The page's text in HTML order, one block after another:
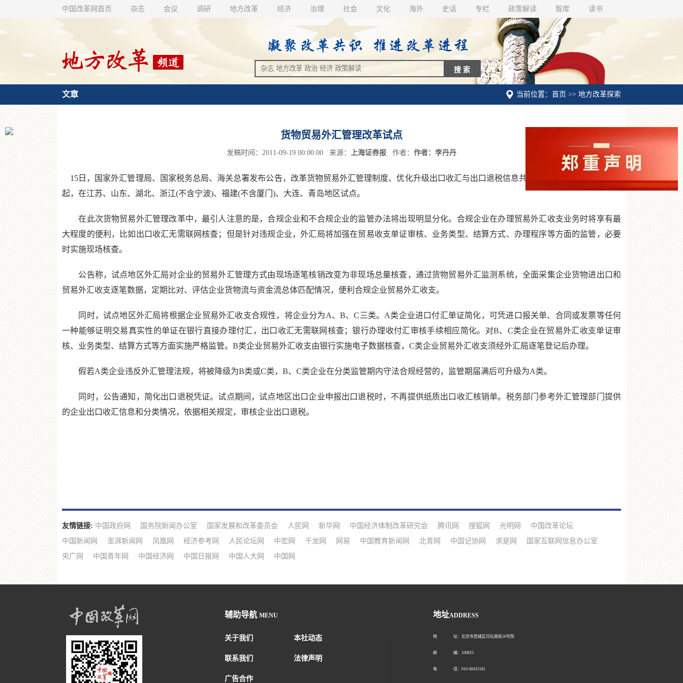
中国改革网首页 杂志 会议 调研 地方改革 经济 治理 社会 文化 海外 史话 专栏 政策解读 智库 读书
当前位置：首页 >> 地方改革探索
文章
货物贸易外汇管理改革试点
发稿时间：2011-09-19 00:00:00 来源： 上海证券报 作者： 作者：李丹丹
15日，国家外汇管理局、国家税务总局、海关总署发布公告，改革货物贸易外汇管理制度、优化升级出口收汇与出口退税信息共享机制，自2011年12月1日
起，在江苏、山东、湖北、浙江(不含宁波)、福建(不含厦门)、大连、青岛地区试点。
在此次货物贸易外汇管理改革中，最引人注意的是，合规企业和不合规企业的监管办法将出现明显分化。合规企业在办理贸易外汇收支业务时将享有最
大程度的便利，比如出口收汇无需联网核查；但是针对违规企业，外汇局将加强在贸易收支单证审核、业务类型、结算方式、办理程序等方面的监管，必要
时实施现场核查。
公告称，试点地区外汇局对企业的贸易外汇管理方式由现场逐笔核销改变为非现场总量核查，通过货物贸易外汇监测系统，全面采集企业货物进出口和
贸易外汇收支逐笔数据，定期比对、评估企业货物流与资金流总体匹配情况，便利合规企业贸易外汇收支。
同时，试点地区外汇局将根据企业贸易外汇收支合规性，将企业分为A、B、C三类。A类企业进口付汇单证简化，可凭进口报关单、合同或发票等任何
一种能够证明交易真实性的单证在银行直接办理付汇，出口收汇无需联网核查；银行办理收付汇审核手续相应简化。对B、C类企业在贸易外汇收支单证审
核、业务类型、结算方式等方面实施严格监管。B类企业贸易外汇收支由银行实施电子数据核查，C类企业贸易外汇收支须经外汇局逐笔登记后办理。
假若A类企业违反外汇管理法规，将被降级为B类或C类，B、C类企业在分类监管期内守法合规经营的，监管期届满后可升级为A类。
同时，公告通知，简化出口退税凭证。试点期间，试点地区出口企业申报出口退税时，不再提供纸质出口收汇核销单。税务部门参考外汇管理部门提供
的企业出口收汇信息和分类情况，依据相关规定，审核企业出口退税。
友情链接: 中国政府网 国务院新闻办公室 国家发展和改革委员会 人民网 新华网 中国经济体制改革研究会 腾讯网 搜狐网 光明网
中国改革论坛
中国新闻网
澎湃新闻网 凤凰网 经济参考网 人民论坛网 中宏网 千龙网 网易 中国教育新闻网 北青网 中国记协网 求是网
国家互联网信息办公室
央广网
中国青年网 中国经济网 中国日报网 中国人大网 中国网
辅助导航 MENU
关于我们 本社动态
联系我们 法律声明
广告合作
地址ADDRESS
地 址：北京市西城区月坛南街26号院
邮 编：100825
电 话：010-68455181